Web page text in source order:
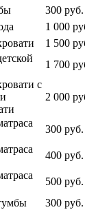
300 руб.
1 000
1 500
1 700
с
2 000
300
400
500
300